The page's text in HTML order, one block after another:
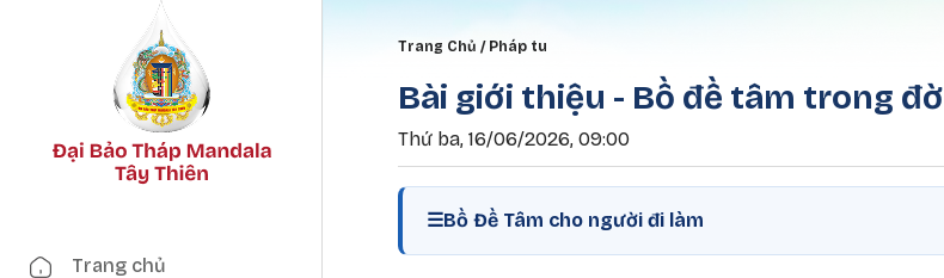
Main navigation
Trang chủ
Breadcrumb
Trang Chủ Pháp tu
Bài giới thiệu - Bồ đề tâm trong
Thứ ba, 16/06/2026, 09:00
☰Bồ Đề Tâm cho người đi làm